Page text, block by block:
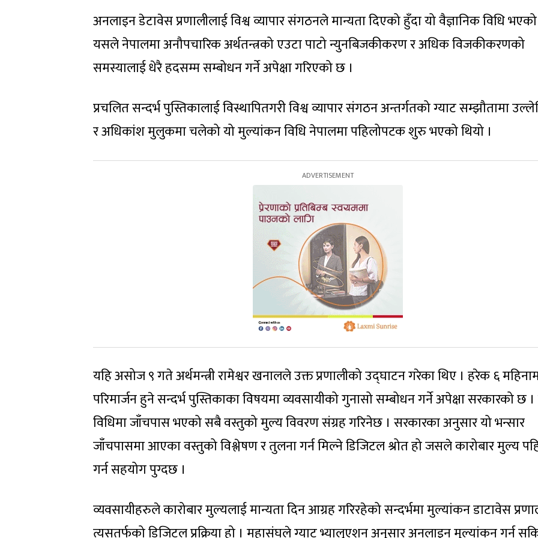
अनलाइन डेटावेस प्रणालीलाई विश्व व्यापार संगठनले मान्यता दिएको हुँदा यो वैज्ञानिक विधि
यसले नेपालमा अनौपचारिक अर्थतन्त्रको एउटा पाटो न्युनबिजकीकरण र अधिक विजकीकरणको
समस्यालाई धेरै हदसम्म सम्बोधन गर्ने अपेक्षा गरिएको छ ।
प्रचलित सन्दर्भ पुस्तिकालाई विस्थापितगरी विश्व व्यापार संगठन अन्तर्गतको ग्याट सम्झौतामा
र अधिकांश मुलुकमा चलेको यो मुल्यांकन विधि नेपालमा पहिलोपटक शुरु भएको थियो ।
यहि असोज ९ गते अर्थमन्त्री रामेश्वर खनालले उक्त प्रणालीको उद्घाटन गरेका थिए । हरेक ६
परिमार्जन हुने सन्दर्भ पुस्तिकाका विषयमा व्यवसायीको गुनासो सम्बोधन गर्ने अपेक्षा सरकारको छ
विधिमा जाँचपास भएको सबै वस्तुको मुल्य विवरण संग्रह गरिनेछ । सरकारका अनुसार यो भन्सार
जाँचपासमा आएका वस्तुको विश्लेषण र तुलना गर्न मिल्ने डिजिटल श्रोत हो जसले कारोबार मुल्य
गर्न सहयोग पुग्दछ ।
व्यवसायीहरुले कारोबार मुल्यलाई मान्यता दिन आग्रह गरिरहेको सन्दर्भमा मुल्यांकन डाटावेस